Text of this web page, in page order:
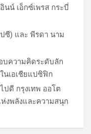
นน์ เอ็กซ์เพรส กระบี่
ซี) และ พีรดา นาม
บความคิดระดับลัก
นเอเชียแปซิฟิก
ปดี กรุงเทพ ออโต
งพลังและความสนุก